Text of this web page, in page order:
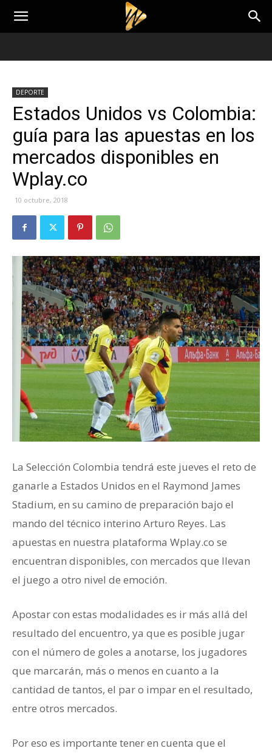
DEPORTE
Estados Unidos vs Colombia:
guía para las apuestas en los
mercados disponibles en
Wplay.co
10 octubre, 2018
La Selección Colombia tendrá este jueves el reto de
ganarle a Estados Unidos en el Raymond James
Stadium, en su camino de preparación bajo el
mando del técnico interino Arturo Reyes. Las
apuestas en nuestra plataforma Wplay.co se
encuentran disponibles, con mercados que llevan
el juego a otro nivel de emoción.
Apostar con estas modalidades es ir más allá del
resultado del encuentro, ya que es posible jugar
con el número de goles a anotarse, los jugadores
que marcarán, más o menos en cuanto a la
cantidad de tantos, el par o impar en el resultado,
entre otros mercados.
Por eso es importante tener en cuenta que el